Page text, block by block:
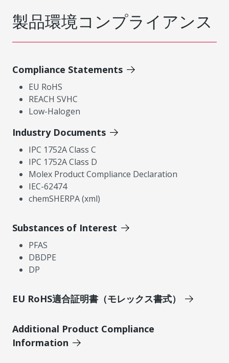
製品環境コンプライアンス
Compliance Statements
EU RoHS
REACH SVHC
Low-Halogen
Industry Documents
IPC 1752A Class C
IPC 1752A Class D
Molex Product Compliance Declaration
IEC-62474
chemSHERPA (xml)
Substances of Interest
PFAS
DBDPE
DP
EU RoHS適合証明書（モレックス書式）
Additional Product Compliance
Information